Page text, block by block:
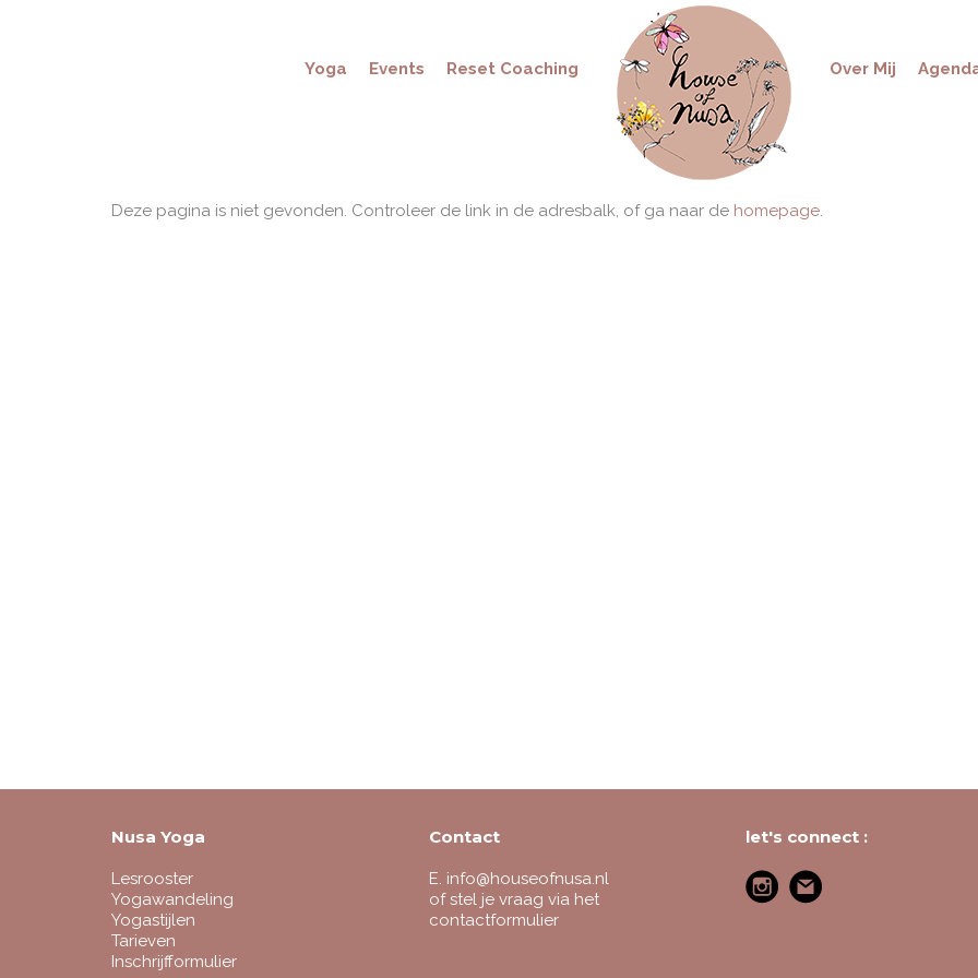
Yoga Events Reset Coaching Over Mij
Deze pagina is niet gevonden. Controleer de link in de adresbalk, of ga naar de homepage.
Nusa Yoga
Lesrooster
Yogawandeling
Yogastijlen
Tarieven
Inschrijfformulier
Contact
E. info@houseofnusa.nl
of stel je vraag via het
contactformulier
let's connect :